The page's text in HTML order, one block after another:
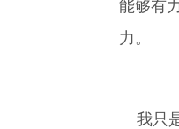
能够有
力。
我只